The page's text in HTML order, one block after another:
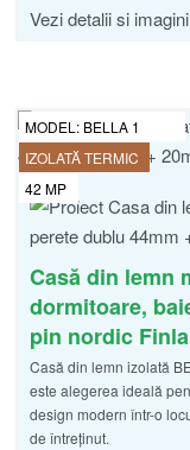
Vezi detalii si imagini
MODEL: BELLA 1
IZOLATĂ TERMIC
42 MP
Casă din lemn
dormitoare,
pin nordic
Casă din lemn izolată
este alegerea ideală
design modern într-o
de întreținut.